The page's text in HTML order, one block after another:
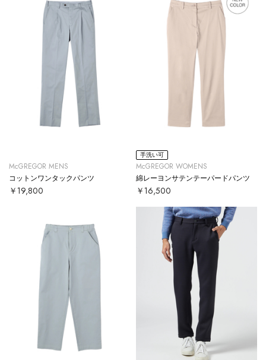
McGREGOR MENS
コットンワンタックパンツ
￥19,800
手洗い可
McGREGOR WOMENS
綿レーヨンサテンテーパードパンツ
￥16,500